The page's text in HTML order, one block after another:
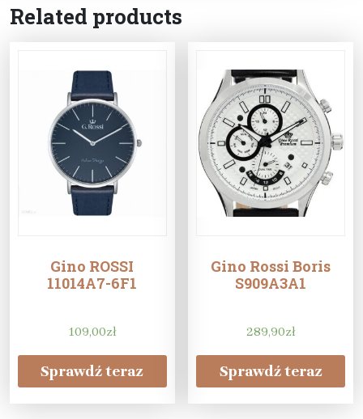
Related products
Gino ROSSI
11014A7-6F1
109,00zł
Sprawdź teraz
Gino Rossi Boris
S909A3A1
289,90zł
Sprawdź teraz